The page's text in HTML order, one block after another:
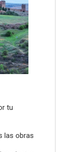
tu
las obras